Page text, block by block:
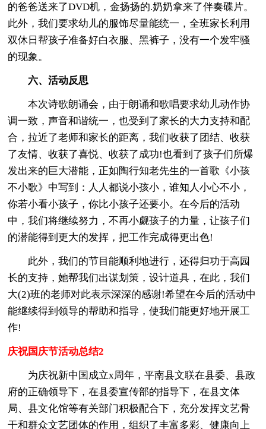
的爸爸送来了DVD机，金扬扬的.奶奶拿来了伴奏碟片。
此外，我们要求幼儿的服饰尽量能统一，全班家长利用
双休日帮孩子准备好白衣服、黑裤子，没有一个发牢骚
的现象。
六、活动反思
本次诗歌朗诵会，由于朗诵和歌唱要求幼儿动作协
调一致，声音和谐统一，也受到了家长的大力支持和配
合，拉近了老师和家长的距离，我们收获了团结、收获
了友情、收获了喜悦、收获了成功!也看到了孩子们所爆
发出来的巨大潜能，正如陶行知老先生的一首歌《小孩
不小歌》中写到：人人都说小孩小，谁知人小心不小，
你若小看小孩子，你比小孩子还要小。在今后的活动
中，我们将继续努力，不再小觑孩子的力量，让孩子们
的潜能得到更大的发挥，把工作完成得更出色!
此外，我们的节目能顺利地进行，还得归功于高园
长的支持，她帮我们出谋划策，设计道具，在此，我们
大(2)班的老师对此表示深深的感谢!希望在今后的活动中
能继续得到领导的帮助和指导，使我们能更好地开展工
作!
庆祝国庆节活动总结2
为庆祝新中国成立x周年，平南县文联在县委、县政
府的正确领导下，在县委宣传部的指导下，在县文体
局、县文化馆等有关部门积极配合下，充分发挥文艺骨
干和群众文艺团体的作用，组织了丰富多彩、健康向上